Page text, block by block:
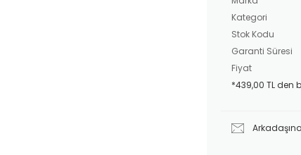
Kategori
Stok Kodu
Garanti Süresi
Fiyat
*439,00 TL den